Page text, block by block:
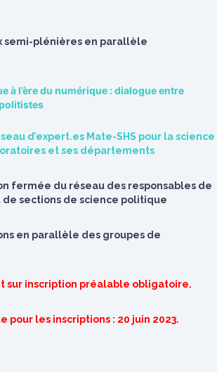
semi-plénières en parallèle
à l’ère du numérique : dialogue entre
d’expert.es Mate-SHS pour la science
et ses départements
fermée du réseau des responsables de
sections de science politique
en parallèle des groupes de
sur inscription préalable obligatoire.
pour les inscriptions : 20 juin 2023.